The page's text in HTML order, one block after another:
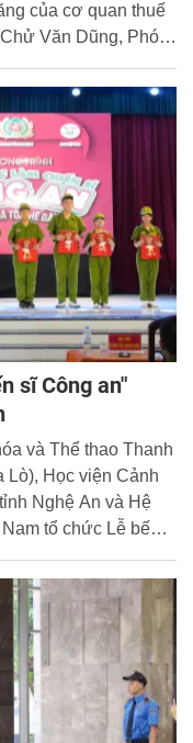
của cơ quan thuế
Văn Dũng, Phó
sĩ Công an"
và Thể thao Thanh
Học viện Cảnh
Nghệ An và Hệ
tổ chức Lễ bế